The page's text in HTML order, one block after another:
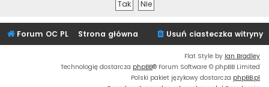
Forum OC PL Strona główna Usuń ciasteczka witryny
Flat Style by Ian Bradley
Technologię dostarcza phpBB® Forum Software © phpBB Limited
Polski pakiet językowy dostarcza phpBB.pl